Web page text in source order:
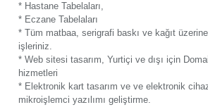
* Hastane Tabelaları,
* Eczane Tabelaları
* Tüm matbaa, serigrafi baskı ve kağıt
işleriniz.
* Web sitesi tasarım, Yurtiçi ve dışı için
hizmetleri
* Elektronik kart tasarım ve ve elektronik
mikroişlemci yazılımı geliştirme.